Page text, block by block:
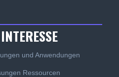
und Anwendungen
Ressourcen